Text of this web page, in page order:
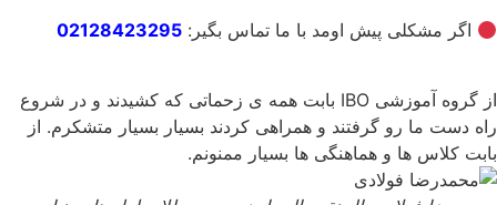
اگر مشکلی پیش اومد با ما تماس بگیر:02128423295
از گروه آموزشی IBO بابت همه ی زحماتی که کشیدند و در شروع
راه دست ما رو گرفتند و همراهی کردند بسیار بسیار متشکرم. از
بابت کلاس ها و هماهنگی ها بسیار ممنونم.